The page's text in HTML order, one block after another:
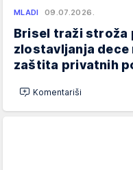
MLADI 09.07.2026.
Brisel traži stroža
zlostavljanja dece
zaštita privatnih
Komentariši